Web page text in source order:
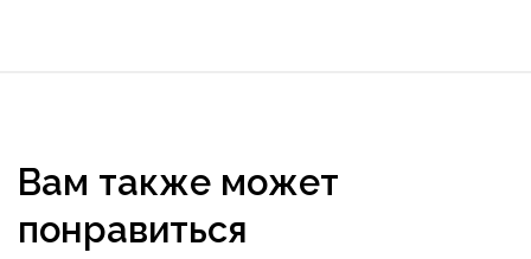
Вам также может
понравиться